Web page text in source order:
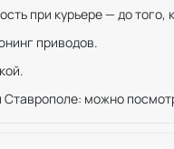
при курьере — до того,
приводов.
можно